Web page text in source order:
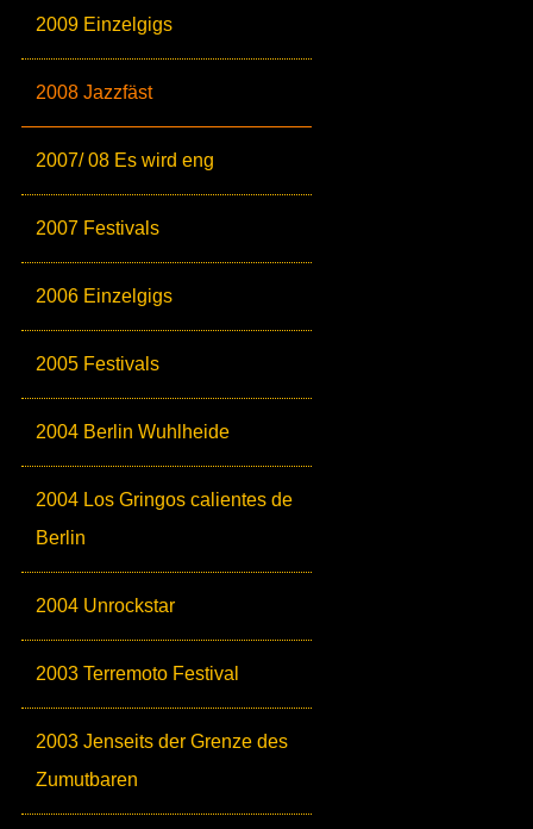
2009 Einzelgigs
2008 Jazzfäst
2007/ 08 Es wird eng
2007 Festivals
2006 Einzelgigs
2005 Festivals
2004 Berlin Wuhlheide
2004 Los Gringos calientes de
Berlin
2004 Unrockstar
2003 Terremoto Festival
2003 Jenseits der Grenze des
Zumutbaren